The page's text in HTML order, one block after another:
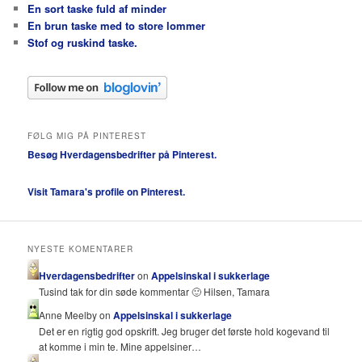
En sort taske fuld af minder
En brun taske med to store lommer
Stof og ruskind taske.
FØLG MIG PÅ PINTEREST
Besøg Hverdagensbedrifter på Pinterest.
Visit Tamara's profile on Pinterest.
NYESTE KOMENTARER
HverdagensbedrifteronAppelsinskal i sukkerlage
Tusind tak for din søde kommentar 🙂 Hilsen, Tamara
Anne Meelby onAppelsinskal i sukkerlage
Det er en rigtig god opskrift. Jeg bruger det første hold kogevand til
at komme i min te. Mine appelsiner…